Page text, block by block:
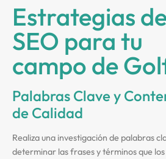
Estrategias
SEO para tu
campo de
Palabras Clave y
de Calidad
Realiza una investigación de palabras
determinar las frases y términos que los